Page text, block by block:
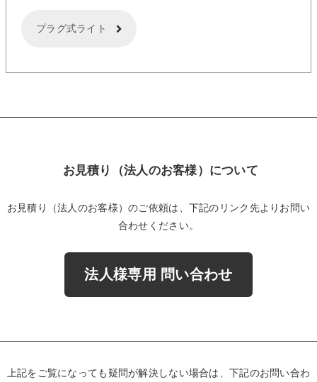
プラグ式ライト
お見積り（法人のお客様）について
お見積り（法人のお客様）のご依頼は、下記のリンク先よりお問い
合わせください。
法人様専用 問い合わせ
上記をご覧になっても疑問が解決しない場合は、下記のお問い合わ